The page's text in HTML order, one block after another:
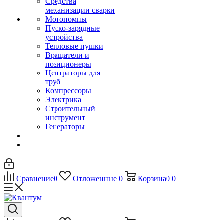
механизации сварки
Мотопомпы
Пуско-зарядные
устройства
Тепловые пушки
Вращатели и
позиционеры
Центраторы для
труб
Компрессоры
Электрика
Строительный
инструмент
Генераторы
Сравнение0 Отложенные 0 Корзина0 0